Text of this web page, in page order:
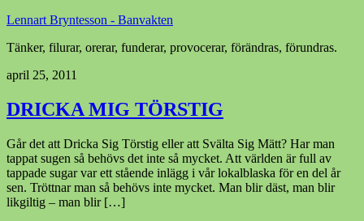
Lennart Bryntesson - Banvakten
Tänker, filurar, orerar, funderar, provocerar, förändras, förundras.
april 25, 2011
DRICKA MIG TÖRSTIG
Går det att Dricka Sig Törstig eller att Svälta Sig Mätt? Har man
tappat sugen så behövs det inte så mycket. Att världen är full av
tappade sugar var ett stående inlägg i vår lokalblaska för en del år
sen. Tröttnar man så behövs inte mycket. Man blir däst, man blir
likgiltig – man blir […]